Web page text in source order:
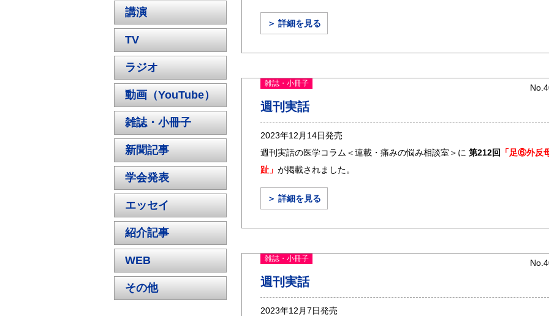
講演
TV
ラジオ
動画（YouTube）
雑誌・小冊子
新聞記事
学会発表
エッセイ
紹介記事
WEB
その他
＞ 詳細を見る
雑誌・小冊子
週刊実話
2023年12月14日発売
週刊実話の医学コラム＜連載・痛みの悩み相談室＞に 第212回
「足⑥外反
趾」 が掲載されました。
＞ 詳細を見る
雑誌・小冊子
週刊実話
2023年12月7日発売